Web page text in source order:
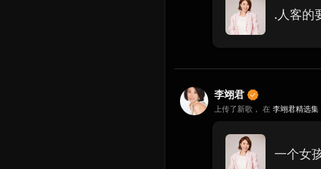
.人客的
李翊君
上传了新歌， 在 李翊君精选集
一个女